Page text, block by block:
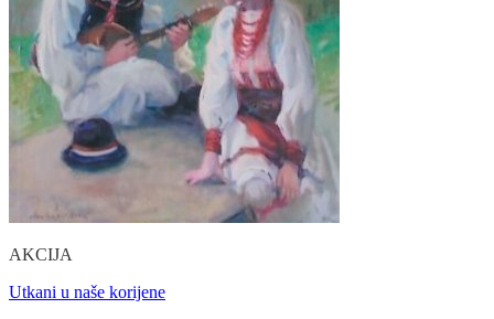
AKCIJA
Utkani u naše korijene